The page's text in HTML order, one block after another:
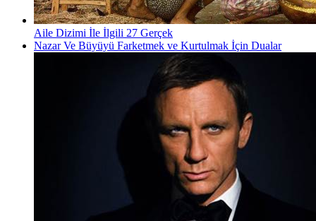
Aile Dizimi İle İlgili 27 Gerçek
Nazar Ve Büyüyü Farketmek ve Kurtulmak İçin Dualar